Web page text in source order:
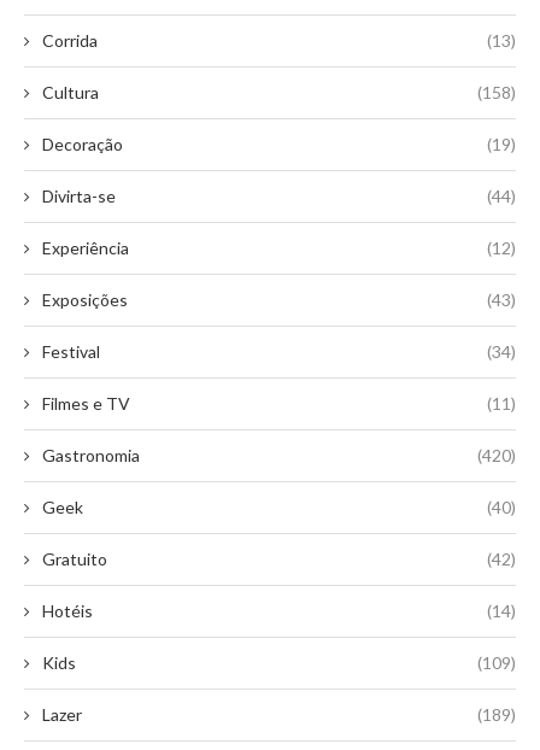
Corrida (13)
Cultura (158)
Decoração (19)
Divirta-se (44)
Experiência (12)
Exposições (43)
Festival (34)
Filmes e TV (11)
Gastronomia (420)
Geek (40)
Gratuito (42)
Hotéis (14)
Kids (109)
Lazer (189)